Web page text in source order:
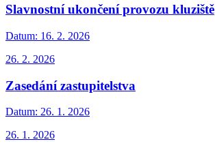
Slavnostní ukončení provozu kluziště
Datum: 16. 2. 2026
26. 2. 2026
Zasedání zastupitelstva
Datum: 26. 1. 2026
26. 1. 2026